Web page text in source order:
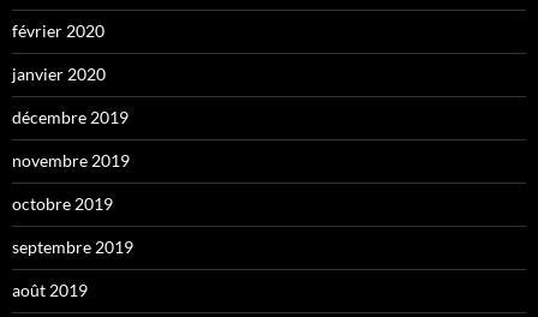
février 2020
janvier 2020
décembre 2019
novembre 2019
octobre 2019
septembre 2019
août 2019